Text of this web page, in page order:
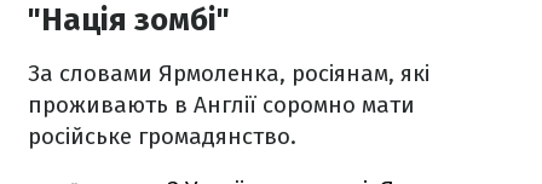
"Нація зомбі"
За словами Ярмоленка, росіянам, які
проживають в Англії соромно мати
російське громадянство.